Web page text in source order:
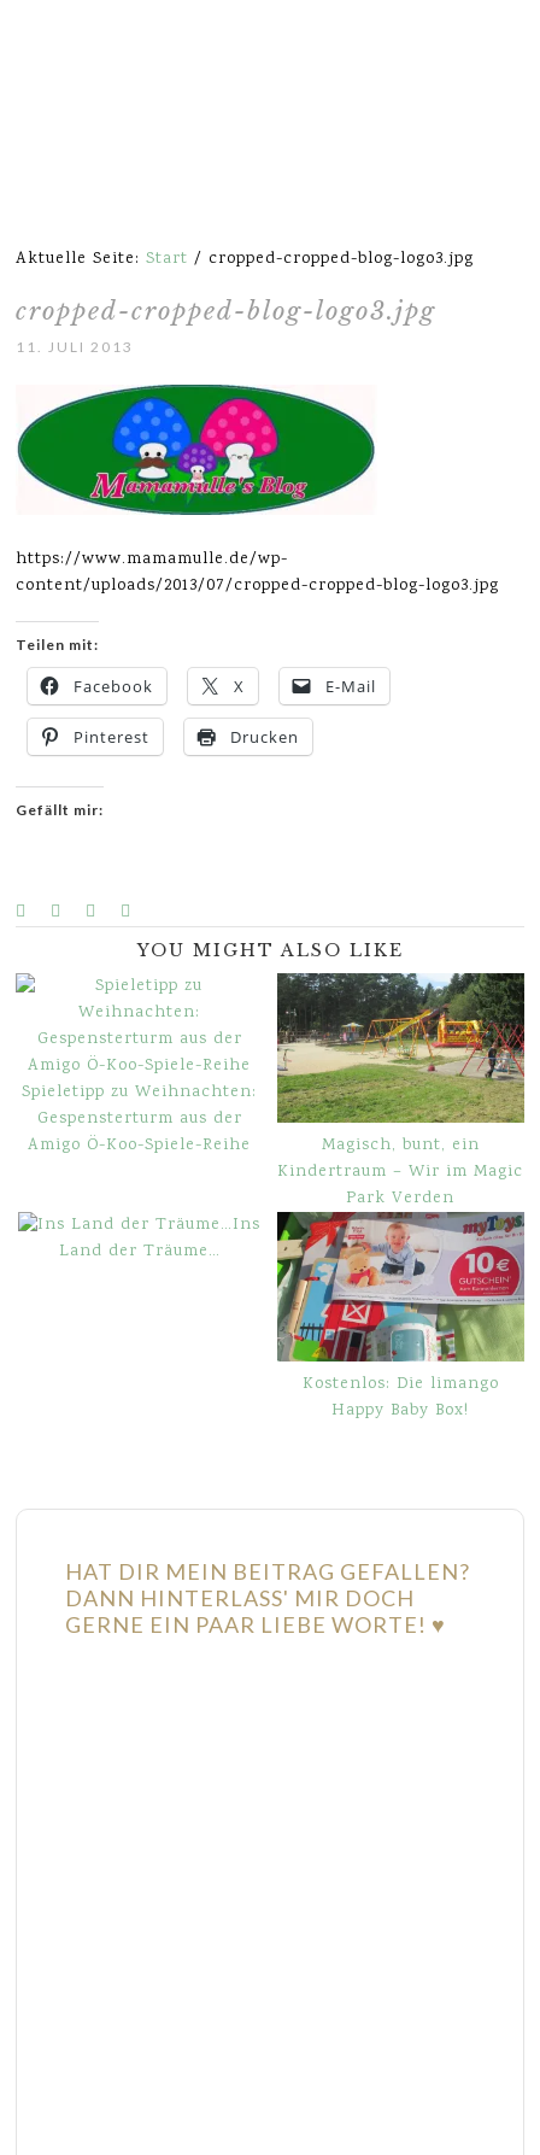
Aktuelle Seite:Start / cropped-cropped-blog-logo3.jpg
cropped-cropped-blog-logo3.jpg
11. JULI 2013
https://www.mamamulle.de/wp-
content/uploads/2013/07/cropped-cropped-blog-logo3.jpg
Teilen mit:
Facebook X E-Mail
Pinterest Drucken
Gefällt mir:
YOU MIGHT ALSO LIKE
Spieletipp zu Weihnachten:
Gespensterturm aus der
Amigo Ö-Koo-Spiele-Reihe
Magisch, bunt, ein
Kindertraum – Wir im Magic
Park Verden
Ins
Land der Träume…
Kostenlos: Die limango
Happy Baby Box!
HAT DIR MEIN BEITRAG GEFALLEN?
DANN HINTERLASS' MIR DOCH
GERNE EIN PAAR LIEBE WORTE! ♥